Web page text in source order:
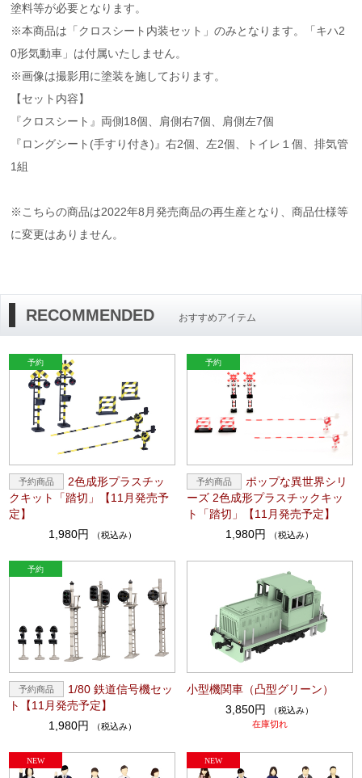
塗料等が必要となります。
※本商品は「クロスシート内装セット」のみとなります。「キハ2
0形気動車」は付属いたしません。
※画像は撮影用に塗装を施しております。
【セット内容】
『クロスシート』両側18個、肩側右7個、肩側左7個
『ロングシート(手すり付き)』右2個、左2個、トイレ１個、排気管
1組
※こちらの商品は2022年8月発売商品の再生産となり、商品仕様等
に変更はありません。
RECOMMENDED おすすめアイテム
2色成形プラスチッ
クキット「踏切」【11月発売予
定】
1,980円
（税込み）
ポップな異世界シリ
ーズ 2色成形プラスチックキッ
ト「踏切」【11月発売予定】
1,980円
（税込み）
1/80 鉄道信号機セッ
ト【11月発売予定】
1,980円
（税込み）
小型機関車（凸型グリーン）
3,850円
（税込み）
在庫切れ